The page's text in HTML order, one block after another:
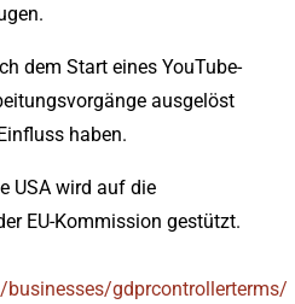
dem Start eines YouTube-
ausgelöst
haben.
USA wird auf die
EU-Kommission gestützt.
gdprcontrollerterms/